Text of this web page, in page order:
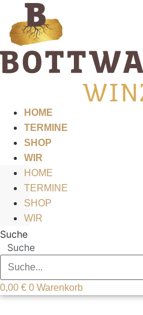
Inhalt
springen
HOME
TERMINE
SHOP
WIR
HOME
TERMINE
SHOP
WIR
Suche
Suche
0,00 € 0 Warenkorb